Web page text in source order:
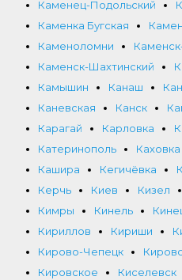
Каменец-Подольский
Каменка Бугская
Каменоломни
Каменск-Шахтинский
Камышин
Канаш
Каневская
Канск
Карагай
Карловка
Катеринополь
Каховка
Кашира
Кегичёвка
Керчь
Киев Кизел
Кимры
Кинель
Кириллов
Кириши
Кирово-Чепецк
Кировское
Киселевск